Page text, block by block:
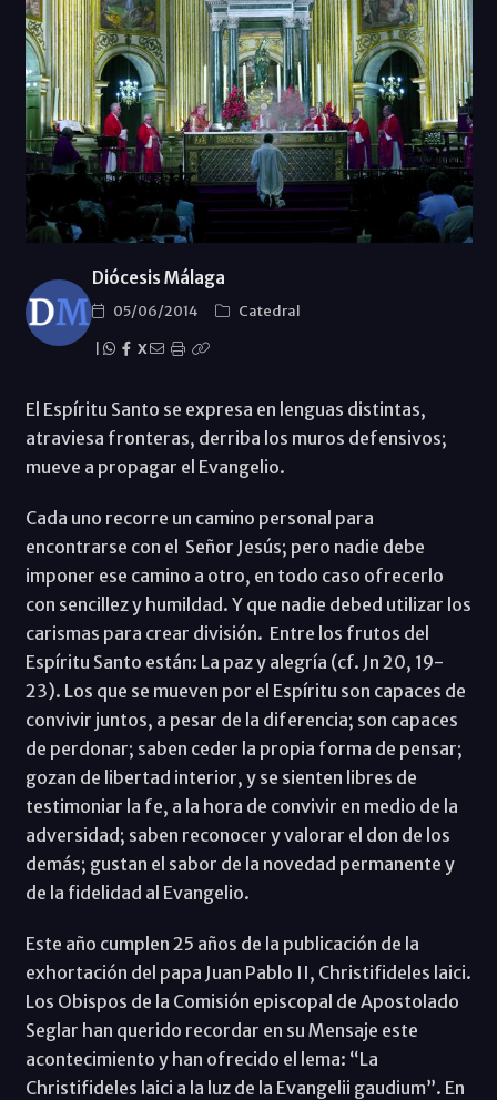
Diócesis Málaga
05/06/2014
Catedral
X
El Espíritu Santo se expresa en lenguas distintas,
atraviesa fronteras, derriba los muros defensivos;
mueve a propagar el Evangelio.
Cada uno recorre un camino personal para
encontrarse con el Señor Jesús; pero nadie debe
imponer ese camino a otro, en todo caso ofrecerlo
con sencillez y humildad. Y que nadie debed utilizar los
carismas para crear división. Entre los frutos del
Espíritu Santo están: La paz y alegría (cf. Jn 20, 19-
23). Los que se mueven por el Espíritu son capaces de
convivir juntos, a pesar de la diferencia; son capaces
de perdonar; saben ceder la propia forma de pensar;
gozan de libertad interior, y se sienten libres de
testimoniar la fe, a la hora de convivir en medio de la
adversidad; saben reconocer y valorar el don de los
demás; gustan el sabor de la novedad permanente y
de la fidelidad al Evangelio.
Este año cumplen 25 años de la publi­cación de la
exhortación del papa Juan Pablo II, Christifideles laici.
Los Obispos de la Comisión episcopal de Apostolado
Seglar han querido recordar en su Mensaje este
acontecimiento y han ofrecido el lema: “La
Christifideles laici a la luz de la Evangelii gaudium”. En